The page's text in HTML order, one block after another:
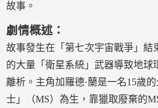
故事。
劇情概述：
故事發生在「第七次宇宙戰爭」結
的大量「衛星系統」武器導致地球
離析。主角加羅德·蘭是一名15歲
士」（MS）為生，靠獵取廢棄的